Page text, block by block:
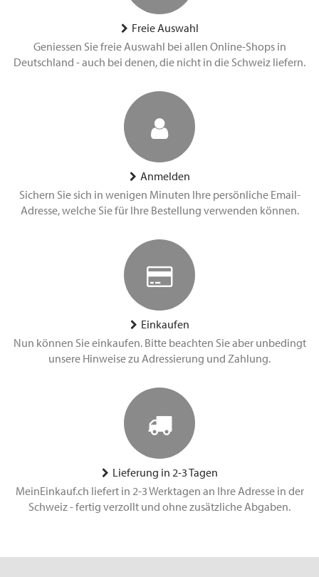
Freie Auswahl
Geniessen Sie freie Auswahl bei allen Online-Shops in
Deutschland - auch bei denen, die nicht in die Schweiz liefern.
Anmelden
Sichern Sie sich in wenigen Minuten Ihre persönliche Email-
Adresse, welche Sie für Ihre Bestellung verwenden können.
Einkaufen
Nun können Sie einkaufen. Bitte beachten Sie aber unbedingt
unsere Hinweise zu Adressierung und Zahlung.
Lieferung in 2-3 Tagen
MeinEinkauf.ch liefert in 2-3 Werktagen an Ihre Adresse in der
Schweiz - fertig verzollt und ohne zusätzliche Abgaben.